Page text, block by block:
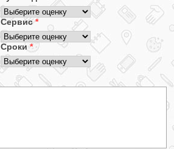
Сервис*
Сроки*